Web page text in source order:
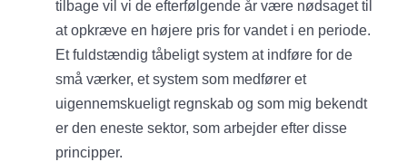
tilbage vil vi de efterfølgende år være nødsaget til
at opkræve en højere pris for vandet i en periode.
Et fuldstændig tåbeligt system at indføre for de
små værker, et system som medfører et
uigennemskueligt regnskab og som mig bekendt
er den eneste sektor, som arbejder efter disse
principper.